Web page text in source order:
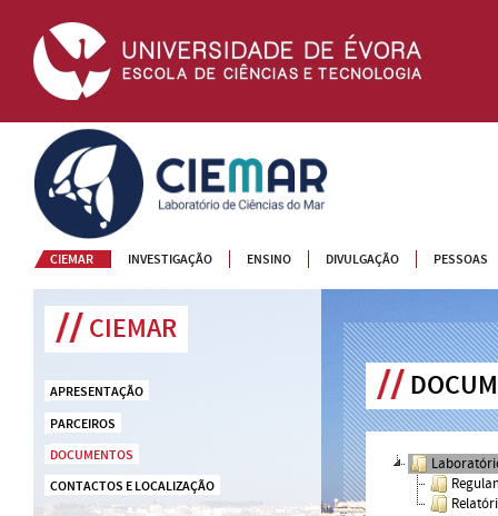
CIEMAR
CIEMAR INVESTIGAÇÃO ENSINO DIVULGAÇÃO PESSOAS
CIEMAR
APRESENTAÇÃO
PARCEIROS
DOCUMENTOS
CONTACTOS E LOCALIZAÇÃO